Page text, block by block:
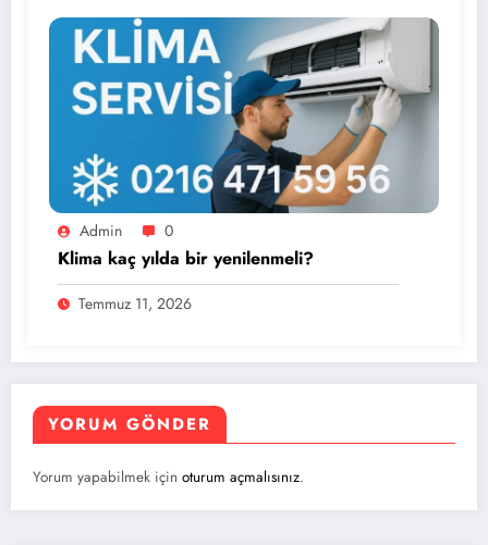
Admin 0
Klima kaç yılda bir yenilenmeli?
Temmuz 11, 2026
YORUM GÖNDER
Yorum yapabilmek için oturum açmalısınız.